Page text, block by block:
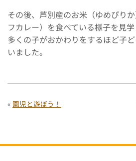
その後、芦別産のお米（ゆめぴり
フカレー）を食べている様子を見学
多くの子がおかわりをするほど子
いました。
« 園児と遊ぼう！